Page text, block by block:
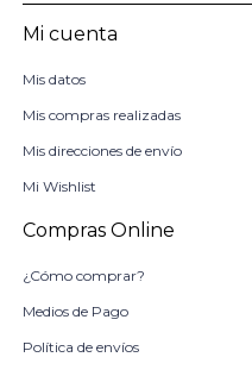
Mi cuenta
Mis datos
Mis compras realizadas
Mis direcciones de envío
Mi Wishlist
Compras Online
¿Cómo comprar?
Medios de Pago
Política de envíos